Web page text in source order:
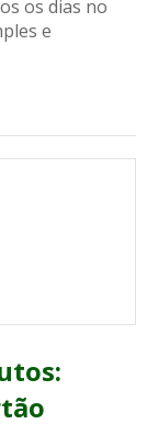
os dias no
e